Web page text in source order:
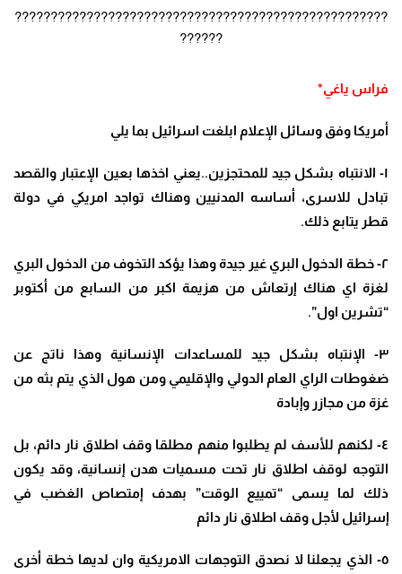
????????????????????????????????????????????????????
??????
فراس ياغي*
أمريكا وفق وسائل الإعلام ابلغت اسرائيل بما يلي
١- الانتباه بشكل جيد للمحتجزين..يعني اخذها بعين الإعتبار والقصد
تبادل للاسرى، أساسه المدنيين وهناك تواجد امريكي في دولة
قطر يتابع ذلك.
٢- خطة الدخول البري غير جيدة وهذا يؤكد التخوف من الدخول البري
لغزة اي هناك إرتعاش من هزيمة اكبر من السابع من أكتوبر
“تشرين اول”.
٣- الإنتباه بشكل جيد للمساعدات الإنسانية وهذا ناتج عن
ضغوطات الراي العام الدولي والإقليمي ومن هول الذي يتم بثه من
غزة من مجازر وإبادة
٤- لكنهم للأسف لم يطلبوا منهم مطلقا وقف اطلاق نار دائم، بل
التوجه لوقف اطلاق نار تحت مسميات هدن إنسانية، وقد يكون
ذلك لما يسمى “تمييع الوقت” بهدف إمتصاص الغضب في
إسرائيل لأجل وقف اطلاق نار دائم
٥- الذي يجعلنا لا نصدق التوجهات الامريكية وان لديها خطة أخرى